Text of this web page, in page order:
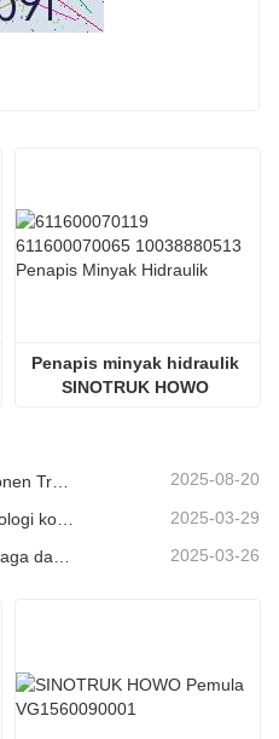
Penapis minyak hidraulik
SINOTRUK HOWO
2025-08-20
2025-03-29
Industri Lori Berat China: Tenaga dan Eksport Baru sebagai Pemandu Berkembar, dengan Bahagian Tempatan Perusahaan Mempercepat Kenaikannya 2025-03-26